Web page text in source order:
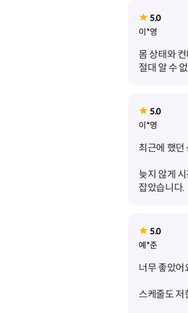
5.0
이*영
몸 상태와
절대 알 수
5.0
이*영
늦지 않게
잡았습니다.
5.0
예*준